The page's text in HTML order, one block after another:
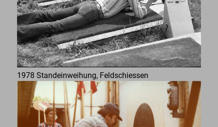
1978 Standeinweihung, Feldschiessen